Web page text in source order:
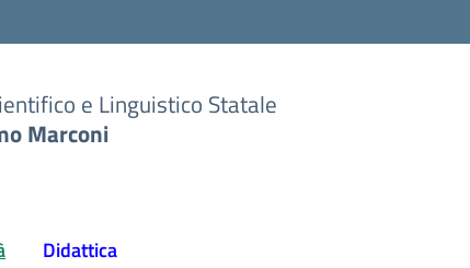
e Linguistico Statale
Marconi
Didattica